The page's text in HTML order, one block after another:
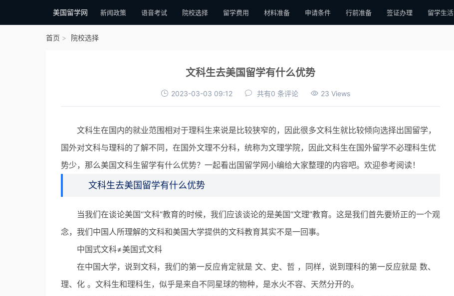
美国留学网 新闻政策 语音考试 院校选择 留学费用 材料准备 申请条件 行前准备 签证办理 留学生活
首页 院校选择
文科生去美国留学有什么优势
2023-03-03 09:12 共有0 条评论 23 Views
文科生在国内的就业范围相对于理科生来说是比较狭窄的，因此很多文科生就比较倾向选择出国留学，
国外对文科与理科的了解不同，在国外文理不分科，统称为文理学院，因此文科生在国外留学不必理科生优
势少，那么美国文科生留学有什么优势？一起看出国留学网小编给大家整理的内容吧。欢迎参考阅读！
文科生去美国留学有什么优势
当我们在谈论美国“文科”教育的时候，我们应该谈论的是美国“文理”教育。这是我们首先要矫正的一个观
念，我们中国人所理解的文科和美国大学提供的文科教育其实不是一回事。
中国式文科≠美国式文科
在中国大学，说到文科，我们的第一反应肯定就是 文、史、哲 ，同样，说到理科的第一反应就是 数、
理、化 。文科生和理科生，似乎是来自不同星球的物种，是水火不容、天然分开的。